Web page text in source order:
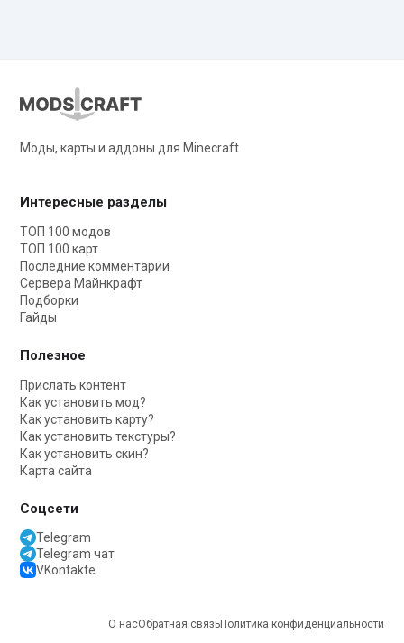
Моды, карты и аддоны для Minecraft
Интересные разделы
ТОП 100 модов
ТОП 100 карт
Последние комментарии
Сервера Майнкрафт
Подборки
Гайды
Полезное
Прислать контент
Как установить мод?
Как установить карту?
Как установить текстуры?
Как установить скин?
Карта сайта
Соцсети
Telegram
Telegram чат
VKontakte
О насОбратная связьПолитика конфиденциальности